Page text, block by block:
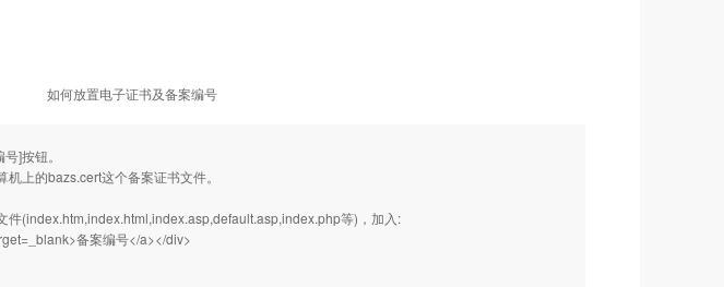
如何放置电子证书及备案编号
]按钮。
上的bazs.cert这个备案证书文件。
件(index.htm,index.html,index.asp,default.asp,index.php等)，加入:
备案编号</a></div>